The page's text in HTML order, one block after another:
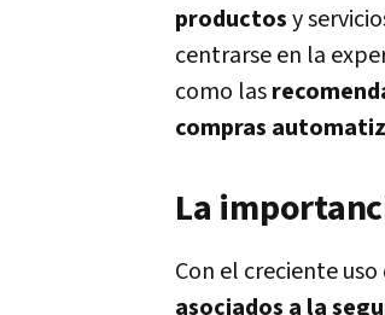
productosy
centrarse en la
como las
compras
La
Con el creciente
asociados a la